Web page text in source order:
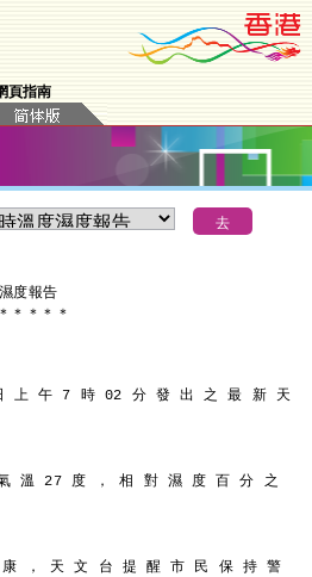
頁指南
度報告
＊ ＊ ＊ ＊ ＊
上 午 7 時 02 分 發 出 之 最 新 天
溫 27 度 ， 相 對 濕 度 百 分 之
， 天 文 台 提 醒 市 民 保 持 警